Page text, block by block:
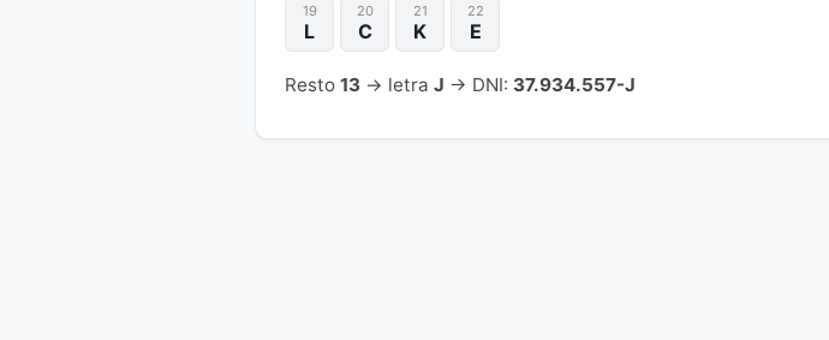
19
L
20
C
21
K
22
E
Resto 13 → letra J → DNI: 37.934.557-J